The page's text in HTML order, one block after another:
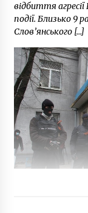
відбиття
події. Близько 9
Слов’янського […]